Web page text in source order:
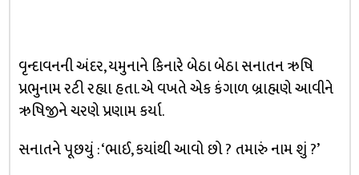
વૃન્દાવનની અંદર, યમુનાને કિનારે બેઠા બેઠા સનાતન ઋષિ
પ્રભુનામ રટી રહ્યા હતા. એ વખતે એક કંગાળ બ્રાહ્મણે આવીને
ઋષિજીને ચરણે પ્રણામ કર્યા.
સનાતને પૂછયું : ‘ભાઈ, કયાંથી આવો છો ? તમારું નામ શું ?’